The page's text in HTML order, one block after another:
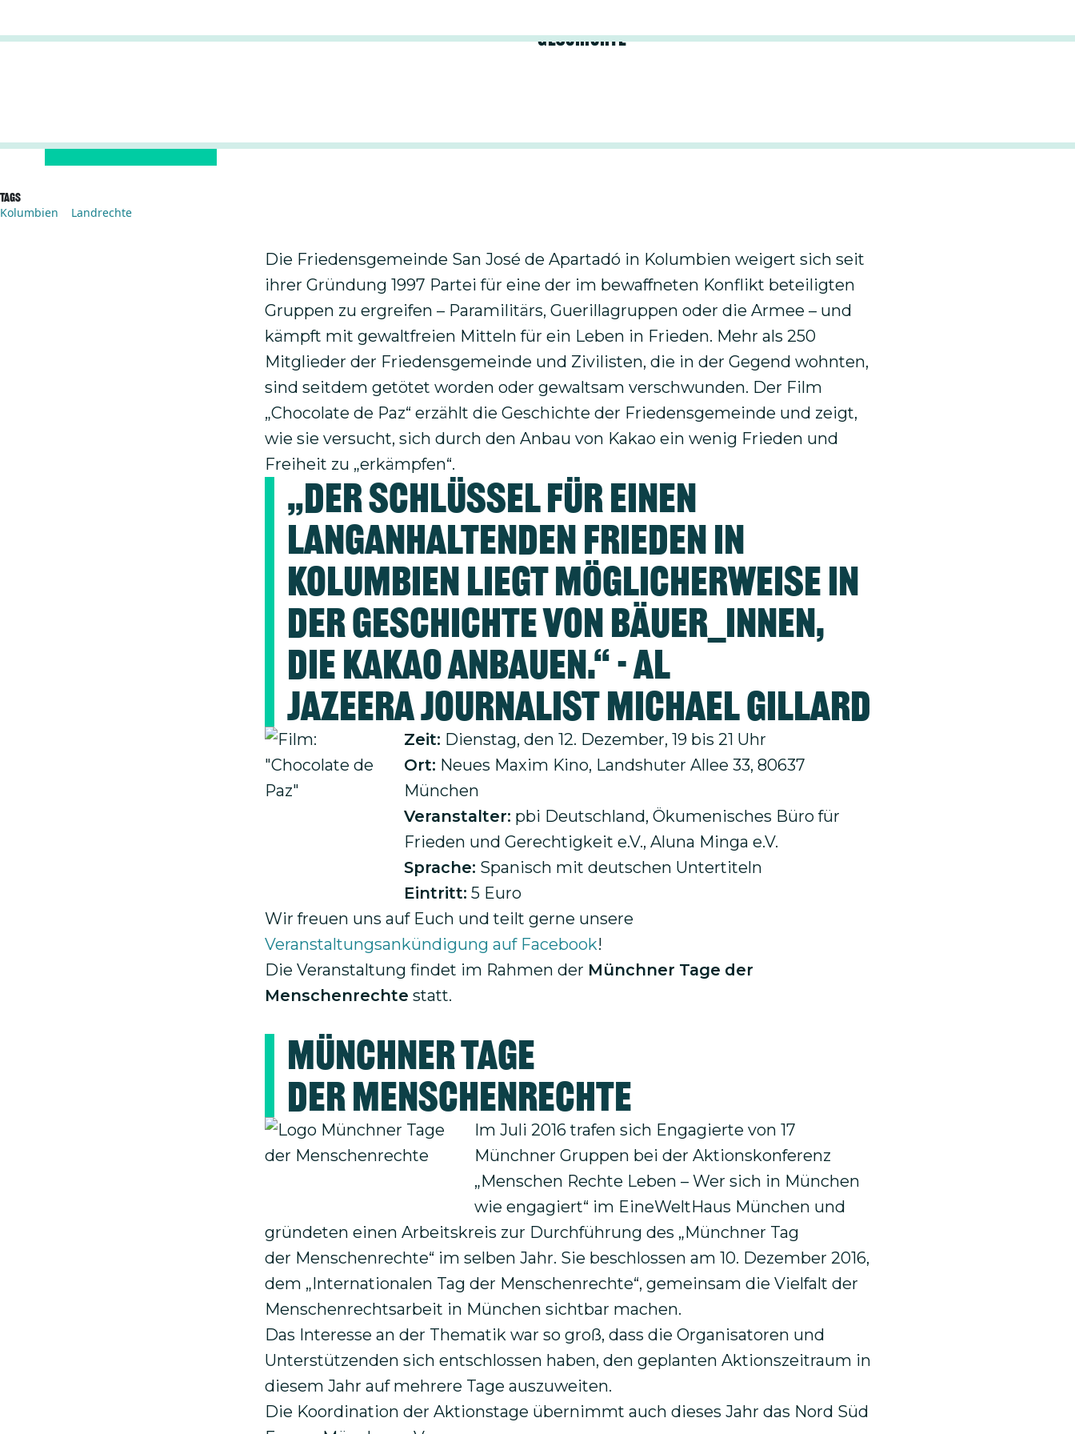
Geschichte
Vorführung des Films
Tags
Kolumbien
Landrechte
Die Friedensgemeinde San José de Apartadó in Kolumbien weigert sich seit
ihrer Gründung 1997 Partei für eine der im bewaffneten Konflikt beteiligten
Gruppen zu ergreifen – Paramilitärs, Guerillagruppen oder die Armee – und
kämpft mit gewaltfreien Mitteln für ein Leben in Frieden. Mehr als 250
Mitglieder der Friedensgemeinde und Zivilisten, die in der Gegend wohnten,
sind seitdem getötet worden oder gewaltsam verschwunden. Der Film
„Chocolate de Paz“ erzählt die Geschichte der Friedensgemeinde und zeigt,
wie sie versucht, sich durch den Anbau von Kakao ein wenig Frieden und
Freiheit zu „erkämpfen“.
„Der Schlüssel für einen
langanhaltenden Frieden in
Kolumbien liegt möglicherweise in
der Geschichte von Bäuer_innen,
die Kakao anbauen.“ - Al
Jazeera Journalist Michael Gillard
Bild Zeit: Dienstag, den 12. Dezember, 19 bis 21 Uhr
Ort: Neues Maxim Kino, Landshuter Allee 33, 80637
München
Veranstalter: pbi Deutschland, Ökumenisches Büro für
Frieden und Gerechtigkeit e.V., Aluna Minga e.V.
Sprache: Spanisch mit deutschen Untertiteln
Eintritt: 5 Euro
Wir freuen uns auf Euch und teilt gerne unsere
Veranstaltungsankündigung auf Facebook!
Die Veranstaltung findet im Rahmen der Münchner Tage der
Menschenrechte statt.
Münchner Tage
der Menschenrechte
Bild
Im Juli 2016 trafen sich Engagierte von 17
Münchner Gruppen bei der Aktionskonferenz
„Menschen Rechte Leben – Wer sich in München
wie engagiert“ im EineWeltHaus München und
gründeten einen Arbeitskreis zur Durchführung des „Münchner Tag
der Menschenrechte“ im selben Jahr. Sie beschlossen am 10. Dezember 2016,
dem „Internationalen Tag der Menschenrechte“, gemeinsam die Vielfalt der
Menschenrechtsarbeit in München sichtbar machen.
Das Interesse an der Thematik war so groß, dass die Organisatoren und
Unterstützenden sich entschlossen haben, den geplanten Aktionszeitraum in
diesem Jahr auf mehrere Tage auszuweiten.
Die Koordination der Aktionstage übernimmt auch dieses Jahr das Nord Süd